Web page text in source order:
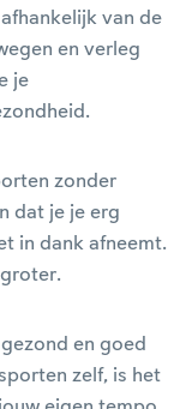
van de
en verleg
je
zonder
dat je je erg
in dank afneemt.
en goed
zelf, is het